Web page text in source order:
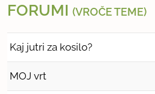
FORUMI (VROČE TEME)
Kaj jutri za kosilo?
MOJ vrt